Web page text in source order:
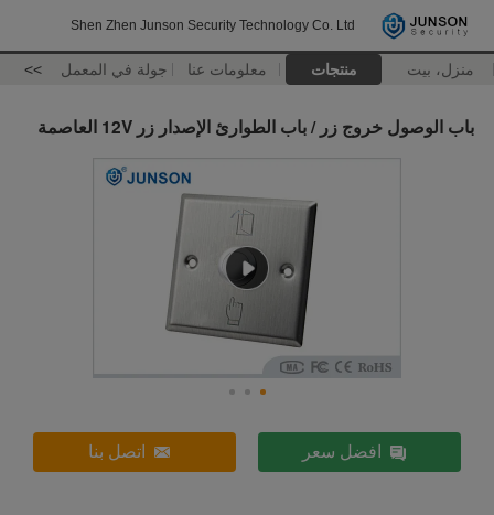
Shen Zhen Junson Security Technology Co. Ltd
منزل، بيت منتجات معلومات عنا جولة في المعمل >>
باب الوصول خروج زر / باب الطوارئ الإصدار زر 12V العاصمة
افضل سعر اتصل بنا